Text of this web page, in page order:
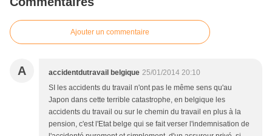
Ajouter un commentaire
A accidentdutravail belgique 25/01/2014 20:10
SI les accidents du travail n'ont pas le même sens qu'au
Japon dans cette terrible catastrophe, en belgique les
accidents du travail ou sur le chemin du travail en plus à la
pension, c'est l'Etat belge qui se fait verser l'indemnisation de